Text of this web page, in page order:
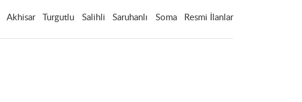
Akhisar Turgutlu Salihli Saruhanlı Soma Resmi İlanlar